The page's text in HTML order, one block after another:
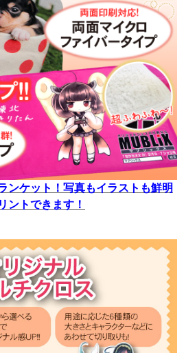
ンケット！写真もイラストも鮮明
ントできます！